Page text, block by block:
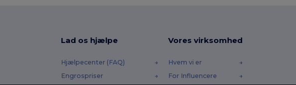
Lad os hjælpe
Hjælpecenter (FAQ)
Engrospriser
Vores virksomhed
Hvem vi er
For Influencere